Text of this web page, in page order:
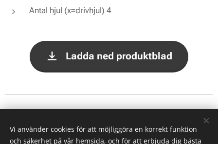
Antal hjul (x=drivhjul) 4
Ladda ned produktblad
Cookies
Vi använder cookies för att möjliggöra en korrekt funktion
och säkerhet på vår hemsida, och för att erbjuda dig bästa